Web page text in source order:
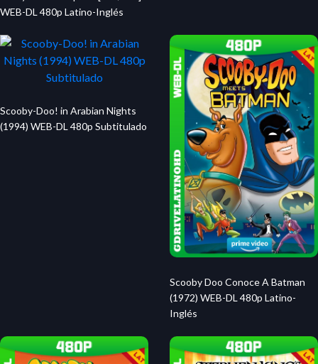
WEB-DL 480p Latino-Inglés
Scooby-Doo! in Arabian Nights
(1994) WEB-DL 480p Subtitulado
Scooby Doo Conoce A Batman
(1972) WEB-DL 480p Latino-
Inglés